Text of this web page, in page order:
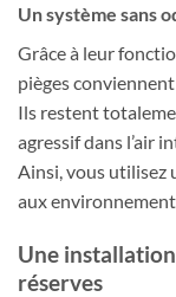
Un système sans
Grâce à leur
pièges
Ils restent
agressif dans l’air
Ainsi, vous utilisez
aux
Une
réserves